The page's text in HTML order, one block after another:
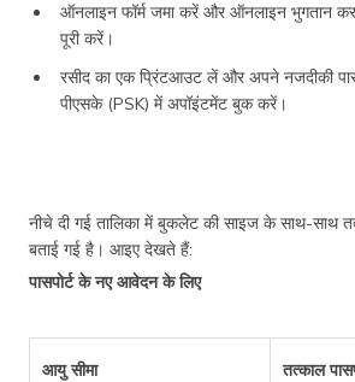
ऑनलाइन फॉर्म जमा करें और ऑनलाइन भुगतान
पूरी करें।
रसीद का एक प्रिंटआउट लें और अपने नजदीकी
पीएसके (PSK) में अपॉइंटमेंट बुक करें।
नीचे दी गई तालिका में बुकलेट की साइज के साथ-साथ
बताई गई है। आइए देखते हैं:
पासपोर्ट के नए आवेदन के लिए
आयु सीमा तत्काल